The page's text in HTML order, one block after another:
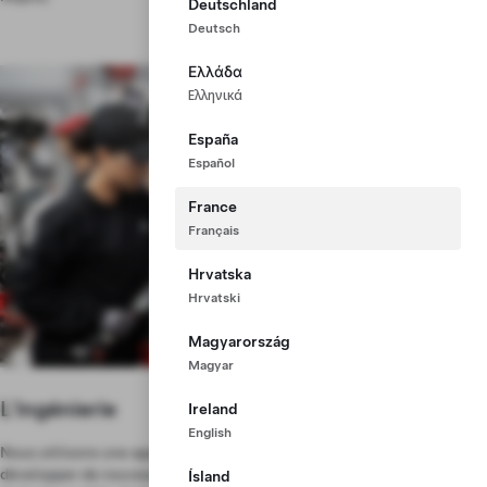
Deutschland
Deutsch
Ελλάδα
Ελληνικά
España
Español
France
Français
Hrvatska
Hrvatski
Magyarország
Magyar
Ireland
English
Ísland
Nous utilisons une approche fondée sur les principes premiers pour
développer de nouveaux processus qui garantissent une production
L'ingénierie